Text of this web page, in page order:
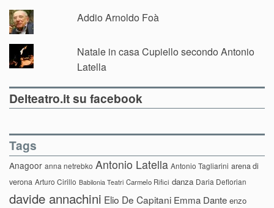
Addio Arnoldo Foà
Natale in casa Cupiello secondo Antonio
Latella
Delteatro.it su facebook
Tags
Anagoor anna netrebko Antonio Latella Antonio Tagliarini arena di
verona Arturo Cirillo Babilonia Teatri Carmelo Rifici danza Daria Deflorian
davide annachini Elio De Capitani Emma Dante enzo